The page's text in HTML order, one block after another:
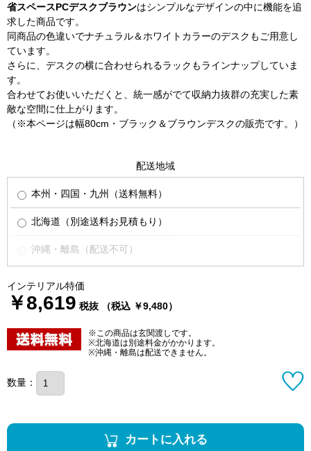
省スペースPCデスクブラウンはシンプルなデザインの中に機能を追
求した商品です。
同商品の色違いでナチュラル＆ホワイトカラーのデスクもご用意し
ています。
さらに、デスクの横に合わせられるラックもラインナップしていま
す。
合わせてお使いいただくと、統一感がでて収納力抜群の充実した素
敵な空間に仕上がります。
（※本ページは幅80cm・ブラック＆ブラウンデスクの販売です。）
配送地域
本州・四国・九州（送料無料）
北海道（別途送料お見積もり）
沖縄・離島（配送不可）
インテリアル特価
￥8,619 税抜 （税込 ￥9,480）
※この商品は玄関渡しです。
※北海道は別途料金がかかります。
※沖縄・離島は配送できません。
数量：
カートに入れる